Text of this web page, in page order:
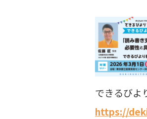
できるび
https://